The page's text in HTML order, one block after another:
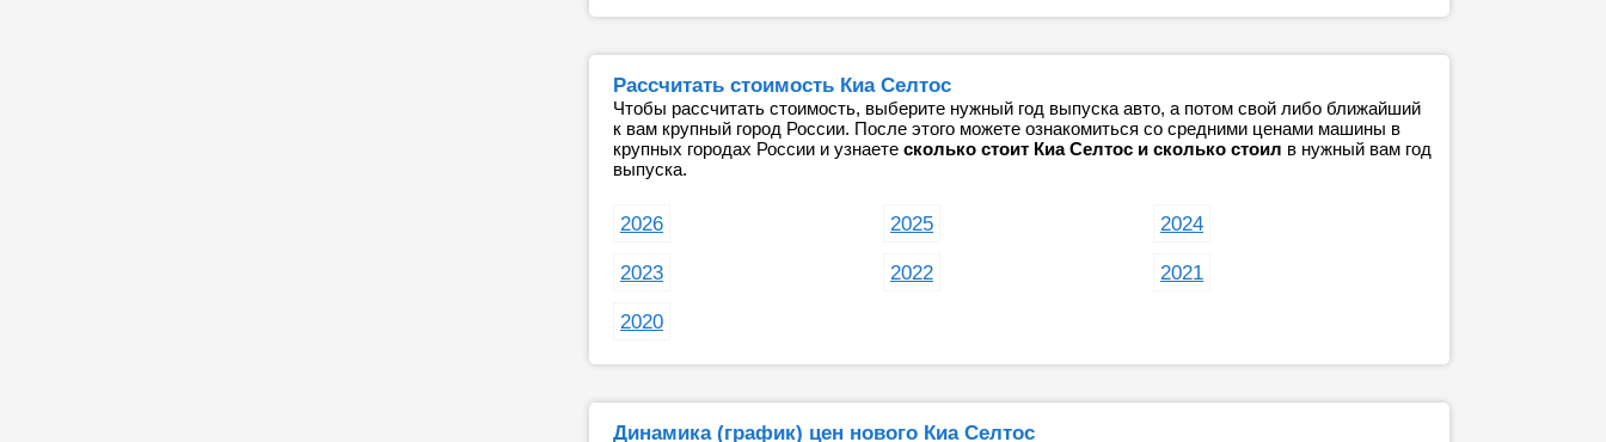
Рассчитать стоимость Киа Селтос
Чтобы рассчитать стоимость, выберите нужный год выпуска авто, а потом свой либо ближайший
к вам крупный город России. После этого можете ознакомиться со средними ценами машины в
крупных городах России и узнаете сколько стоит Киа Селтос и сколько стоил в нужный вам год
выпуска.
2026 2025 2024
2023 2022 2021
2020
Динамика (график) цен нового Киа Селтос